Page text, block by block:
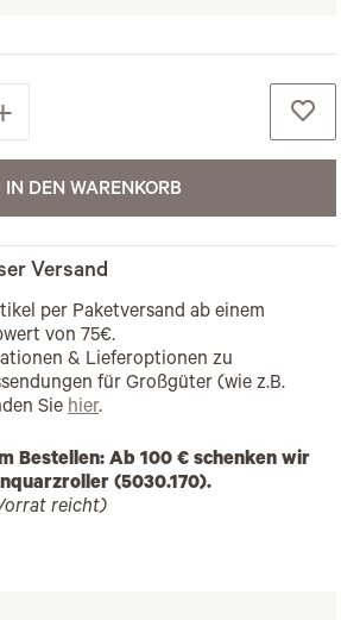
IN DEN WARENKORB
Versand
per Paketversand ab einem
von 75€.
& Lieferoptionen zu
für Großgüter (wie z.B.
Sie hier.
Bestellen: Ab 100 € schenken wir
(5030.170).
reicht)